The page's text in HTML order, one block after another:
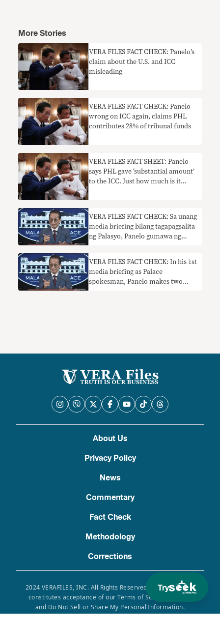
Try
More Stories
VERA FILES FACT CHECK: Panelo’s
claim about the U.S. and ICC
misleading
VERA FILES FACT CHECK: Panelo
wrong on ICC again, claims PHL
contributes 28% of tribunal funds
VERA FILES FACT SHEET: Panelo
says PHL gave ‘substantial amount’
to the ICC. Just how much is it
VERA FILES FACT CHECK: Sa unang
media briefing bilang tagapagsalita
ng Palasyo, Panelo gumawa ng
VERA FILES FACT CHECK: In his 1st
media briefing as Palace
spokesman, Panelo makes two
About Us
Privacy Policy
News
Commentary
Fact Check
Methodology
Corrections
2024 VERAFILES, INC. All Rights Reserved. Use of this site
constitutes acceptance of our Terms of Service, Privacy
and Do Not Sell or Share My Personal Information.